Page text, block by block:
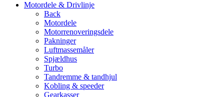
Motordele & Drivlinje
Back
Motordele
Motorrenoveringsdele
Pakninger
Luftmassemåler
Spjældhus
Turbo
Tandremme & tandhjul
Kobling & speeder
Gearkasser